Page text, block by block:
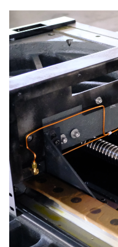
Pag-aaplay
Ilagay
Balita
Makipag-ugnayan